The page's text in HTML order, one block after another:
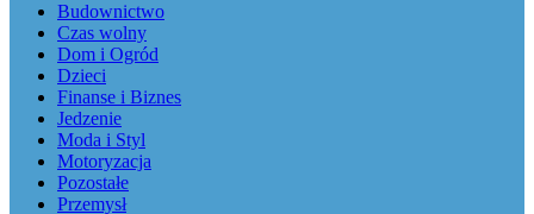
Budownictwo
Czas wolny
Dom i Ogród
Dzieci
Finanse i Biznes
Jedzenie
Moda i Styl
Motoryzacja
Pozostałe
Przemysł